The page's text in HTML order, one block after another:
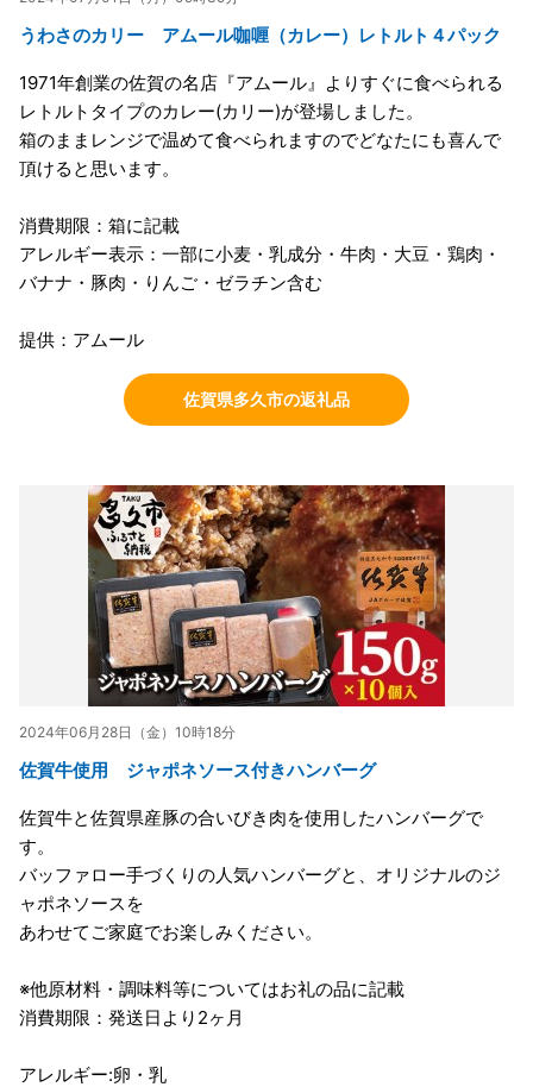
うわさのカリー アムール咖喱（カレー）レトルト４パック
1971年創業の佐賀の名店『アムール』よりすぐに食べられる
レトルトタイプのカレー(カリー)が登場しました。
箱のままレンジで温めて食べられますのでどなたにも喜んで
頂けると思います。
消費期限：箱に記載
アレルギー表示：一部に小麦・乳成分・牛肉・大豆・鶏肉・
バナナ・豚肉・りんご・ゼラチン含む
提供：アムール
佐賀県多久市の返礼品
2024年06月28日（金）10時18分
佐賀牛使用 ジャポネソース付きハンバーグ
佐賀牛と佐賀県産豚の合いびき肉を使用したハンバーグで
す。
バッファロー手づくりの人気ハンバーグと、オリジナルのジ
ャポネソースを
あわせてご家庭でお楽しみください。
※他原材料・調味料等についてはお礼の品に記載
消費期限：発送日より2ヶ月
アレルギー:卵・乳